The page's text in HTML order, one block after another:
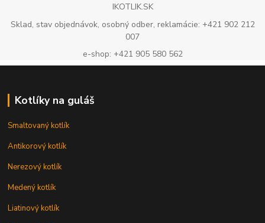
IKOTLIK.SK
Sklad, stav objednávok, osobný odber, reklamácie: +421 902 212
007
e-shop: +421 905 580 562
Kotlíky na guláš
Smaltovaný kotlík
Antikorový kotlík
Nerezový kotlík
Medený kotlík
Liatinový kotlík